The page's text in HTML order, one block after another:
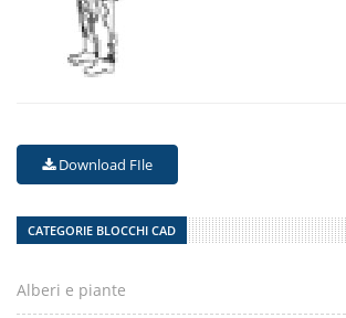
Download FIle
CATEGORIE BLOCCHI CAD
Alberi e piante